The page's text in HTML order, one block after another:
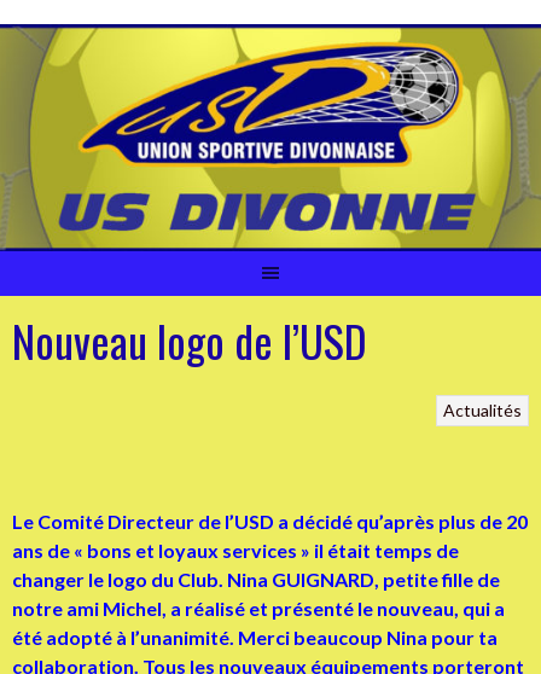
contenu
Nouveau logo de l’USD
Actualités
Le Comité Directeur de l’USD a décidé qu’après plus de 20
ans de « bons et loyaux services » il était temps de
changer le logo du Club. Nina GUIGNARD, petite fille de
notre ami Michel, a réalisé et présenté le nouveau, qui a
été adopté à l’unanimité. Merci beaucoup Nina pour ta
collaboration. Tous les nouveaux équipements porteront